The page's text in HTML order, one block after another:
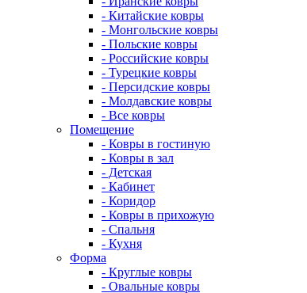
- Китайские ковры
- Монгольские ковры
- Польские ковры
- Российские ковры
- Турецкие ковры
- Персидские ковры
- Молдавские ковры
- Все ковры
Помещение
- Ковры в гостиную
- Ковры в зал
- Детская
- Кабинет
- Коридор
- Ковры в прихожую
- Спальня
- Кухня
Форма
- Круглые ковры
- Овальные ковры